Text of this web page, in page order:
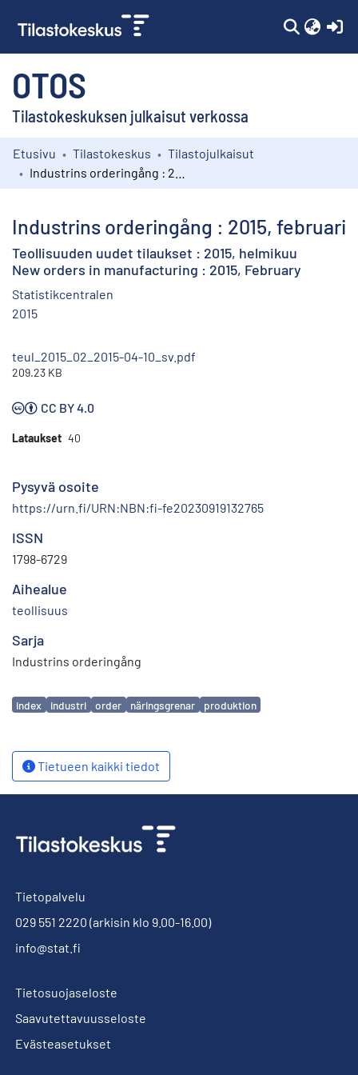
OTOS
Tilastokeskuksen julkaisut verkossa
Kokoelmat
Etusivu Tilastokeskus
Tilastojulkaisut
Industrins orderingång : 2015, februari
Teollisuuden uudet tilaukset : 2015, helmikuu
New orders in manufacturing : 2015, February
Statistikcentralen
2015
teul_2015_02_2015-04-10_sv.pdf
209.23 KB
CC BY 4.0
Lataukset 40
Pysyvä osoite
https://urn.fi/URN:NBN:fi-fe20230919132765
ISSN
1798-6729
Aihealue
teollisuus
Sarja
Industrins orderingång
Avainsanat
index industri order näringsgrenar produktion
Tietueen kaikki tiedot
Tietopalvelu
029 551 2220 (arkisin klo 9.00-16.00)
info@stat.fi
Tietosuojaseloste
Saavutettavuusseloste
Evästeasetukset